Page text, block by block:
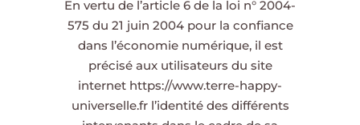
En vertu de l’article 6 de la loi n° 2004-
575 du 21 juin 2004 pour la confiance
dans l’économie numérique, il est
précisé aux utilisateurs du site
internet https://www.terre-happy-
universelle.frl’identité des différents